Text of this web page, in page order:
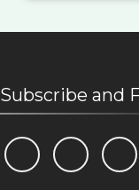
Subscribe and